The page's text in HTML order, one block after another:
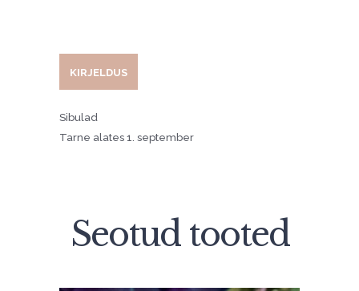
KIRJELDUS
Sibulad
Tarne alates 1. september
Seotud tooted